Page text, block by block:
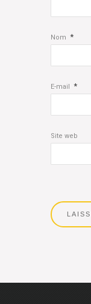
Nom *
E-mail *
Site web